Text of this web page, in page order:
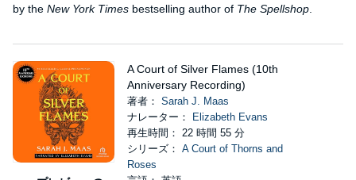
by the New York Times bestselling author of The Spellshop
A Court of Silver Flames (10th
Anniversary Recording)
著者： Sarah J. Maas
ナレーター：
Elizabeth Evans
再生時間： 22 時間 55 分
シリーズ： A Court of Thorns and
Roses